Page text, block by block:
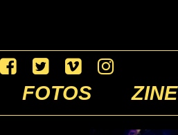
FOTOS ZINE